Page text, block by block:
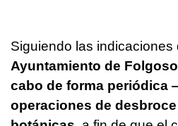
Siguiendo las indicaciones
Ayuntamiento de
cabo de forma
operaciones de